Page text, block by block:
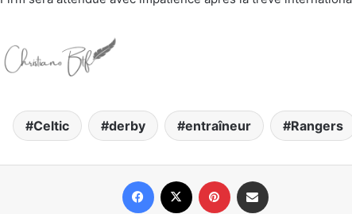
Celtic derby entraîneur Rangers